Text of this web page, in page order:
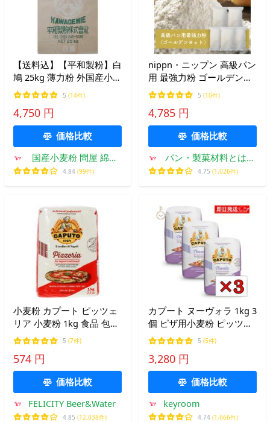
【送料込】【平和製粉】白
鳩 25kg 薄力粉 外国産小麦
粉 業務用 菓子用粉 25キロ
5 (14件)
4,750 円
価格比較
国産小麦粉 問屋 綿鍬
商店
4.84 (99件)
nippn・ニップン 高級パン
用 最強力粉 ゴールデンヨ
ット 2.5kg×5袋（製パン・
食パン）
5 (10件)
4,785 円
価格比較
パン・製菓材料とはと
むぎの半鐘屋
4.75 (1,026件)
小麦粉 カプート ピッツェ
リア 小麦粉 1kg 食品 包装
不可
5 (7件)
574 円
価格比較
FELICITY Beer&Water
4.85 (12,038件)
カプート ヌーヴォラ 1kg 3
個 ピザ用小麦粉 ピッツァ
0粉 ナポリ コンテンポラ
ネア フォカッチャ まとめ
買い ランキング ポイント
消化 爆買 父の日 お中元
5 (5件)
3,280 円
価格比較
keyroom
4.74 (1,666件)